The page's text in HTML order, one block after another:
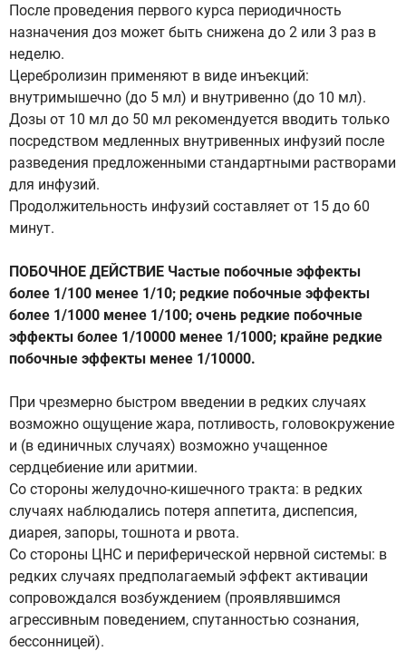
После проведения первого курса периодичность
назначения доз может быть снижена до 2 или 3 раз в
неделю.
Церебролизин применяют в виде инъекций:
внутримышечно (до 5 мл) и внутривенно (до 10 мл).
Дозы от 10 мл до 50 мл рекомендуется вводить только
посредством медленных внутривенных инфузий после
разведения предложенными стандартными растворами
для инфузий.
Продолжительность инфузий составляет от 15 до 60
минут.
ПОБОЧНОЕ ДЕЙСТВИЕ Частые побочные эффекты
более 1/100 менее 1/10; редкие побочные эффекты
более 1/1000 менее 1/100; очень редкие побочные
эффекты более 1/10000 менее 1/1000; крайне редкие
побочные эффекты менее 1/10000.
При чрезмерно быстром введении в редких случаях
возможно ощущение жара, потливость, головокружение
и (в единичных случаях) возможно учащенное
сердцебиение или аритмии.
Со стороны желудочно-кишечного тракта: в редких
случаях наблюдались потеря аппетита, диспепсия,
диарея, запоры, тошнота и рвота.
Со стороны ЦНС и периферической нервной системы: в
редких случаях предполагаемый эффект активации
сопровождался возбуждением (проявлявшимся
агрессивным поведением, спутанностью сознания,
бессонницей).